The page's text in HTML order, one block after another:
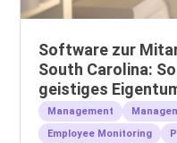
Software zur
South Carolina:
geistiges
Management
Employee Monitoring